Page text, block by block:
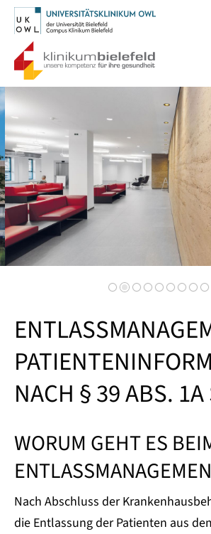
Zurück
NACH § 39 ABS. 1A
WORUM GEHT ES
Nach Abschluss der
die Entlassung der Patienten aus